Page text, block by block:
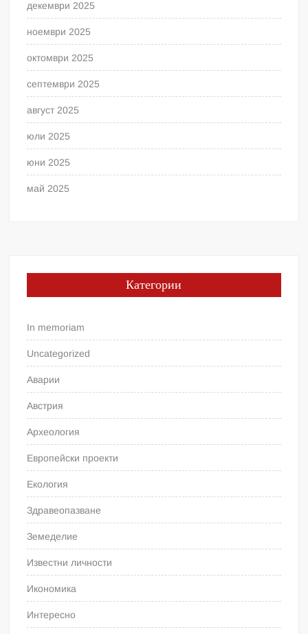
декември 2025
ноември 2025
октомври 2025
септември 2025
август 2025
юли 2025
юни 2025
май 2025
Категории
In memoriam
Uncategorized
Аварии
Австрия
Археология
Европейски проекти
Екология
Здравеопазване
Земеделие
Известни личности
Икономика
Интересно